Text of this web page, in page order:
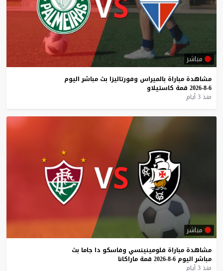
مباشر
مشاهدة مباراة بالميراس وفورتاليزا بث مباشر اليوم
6-8-2026
قمة كاستيلاو
منذ 3 أيام
مباشر
مشاهدة مباراة فلومينينسي وفاسكو دا جاما بث
مباشر اليوم 6-8-2026 قمة ماراكانا
منذ 3 أيام